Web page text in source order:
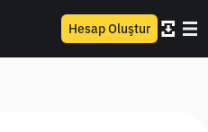
Hesap Oluştur